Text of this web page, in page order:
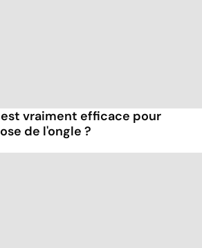
vraiment efficace pour
de l'ongle ?